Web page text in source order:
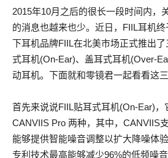
2015年10月之后的很长一段时间内，
的消息也越来也少。近日，FIIL耳机
下耳机品牌FIIL在北美市场正式推出
式耳机(On-Ear)、盖耳式耳机(Over-
动耳机。下面就和零镜君一起看看这三
首先来说说FIIL贴耳式耳机(On-Ear)，
CANVIIS Pro 两种，其中，CANVIIS
能够提供智能噪音调整以扩大降噪体
专利技术最高能够减少96%的低频噪